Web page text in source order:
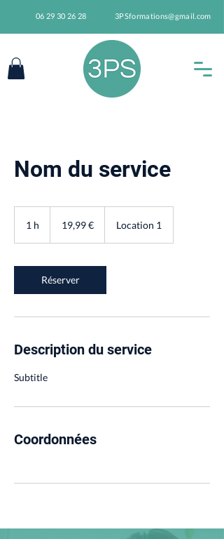
3PSformations@gmail.com
06 29 30 26 28
Nom du service
1 h 19,99 € Location 1
Réserver
Description du service
Subtitle
Coordonnées